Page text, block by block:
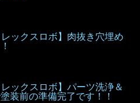
レックスロボ】肉抜き穴埋め
レックスロボ】パーツ洗浄＆
装前の準備完了です！！